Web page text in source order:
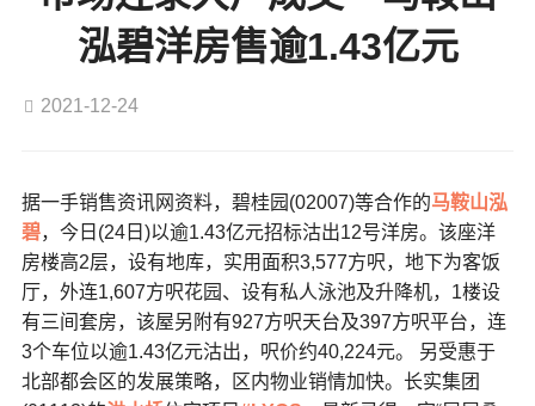
泓碧洋房售逾1.43亿元
2021-12-24
据一手销售资讯网资料，碧桂园(02007)等合作的马鞍山泓
碧，今日(24日)以逾1.43亿元招标沽出12号洋房。该座洋
房楼高2层，设有地库，实用面积3,577方呎，地下为客饭
厅，外连1,607方呎花园、设有私人泳池及升降机，1楼设
有三间套房，该屋另附有927方呎天台及397方呎平台，连
3个车位以逾1.43亿元沽出，呎价约40,224元。 另受惠于
北部都会区的发展策略，区内物业销情加快。长实集团